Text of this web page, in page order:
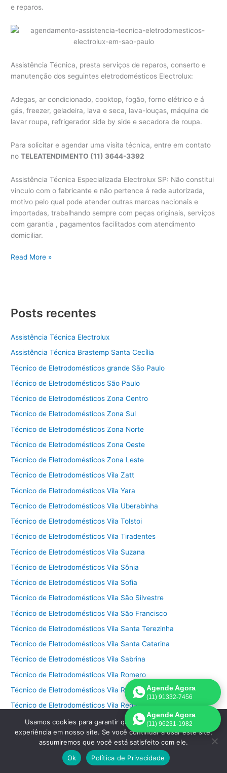
e reparos.
Assistência Técnica, presta serviços de reparos, conserto e
manutenção dos seguintes eletrodomésticos Electrolux:
Adegas, ar condicionado, cooktop, fogão, forno elétrico e á
gás, freezer, geladeira, lava e seca, lava-louças, máquina de
lavar roupa, refrigerador side by side e secadora de roupa.
Para solicitar e agendar uma visita técnica, entre em contato
noTELEATENDIMENTO (11) 3644-3392
Assistência Técnica Especializada Electrolux SP: Não constitui
vinculo com o fabricante e não pertence á rede autorizada,
motivo pelo qual pode atender outras marcas nacionais e
importadas, trabalhando sempre com peças originais, serviços
com garantia , pagamentos facilitados com atendimento
domiciliar.
Assistência
Read More »
Posts recentes
Assistência Técnica Electrolux
Assistência Técnica Brastemp Santa Cecília
Técnico de Eletrodomésticos grande São Paulo
Técnico de Eletrodomésticos São Paulo
Técnico de Eletrodomésticos Zona Centro
Técnico de Eletrodomésticos Zona Sul
Técnico de Eletrodomésticos Zona Norte
Técnico de Eletrodomésticos Zona Oeste
Técnico de Eletrodomésticos Zona Leste
Técnico de Eletrodomésticos Vila Zatt
Técnico de Eletrodomésticos Vila Yara
Técnico de Eletrodomésticos Vila Uberabinha
Técnico de Eletrodomésticos Vila Tolstoi
Técnico de Eletrodomésticos Vila Tiradentes
Técnico de Eletrodomésticos Vila Suzana
Técnico de Eletrodomésticos Vila Sônia
Técnico de Eletrodomésticos Vila Sofia
Técnico de Eletrodomésticos Vila São Silvestre
Técnico de Eletrodomésticos Vila São Francisco
Técnico de Eletrodomésticos Vila Santa Terezinha
Técnico de Eletrodomésticos Vila Santa Catarina
Técnico de Eletrodomésticos Vila Sabrina
Técnico de Eletrodomésticos Vila Romero
Técnico de Eletrodomésticos Vila Romana
Técnico de Eletrodomésticos Vila Regente Feijó
Técnico de Eletrodomésticos Vila Progresso
Técnico de Eletrodomésticos Vila Progredior
Técnico de Eletrodomésticos Vila Pompeia
Técnico de Eletrodomésticos Vila Polopoli
Agende Agora
(11) 91332-7456
Agende Agora
(11) 96231-1982
Usamos cookies para garantir que oferecemos a melhor
experiência em nosso site. Se você continuar a usar este site,
assumiremos que você está satisfeito com ele.
Ok
Política de Privacidade